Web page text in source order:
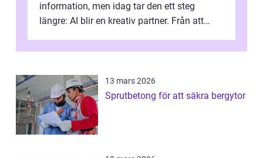
information, men idag tar den ett steg
längre: AI blir en kreativ partner. Från att
13 mars 2026
Sprutbetong för att säkra bergytor